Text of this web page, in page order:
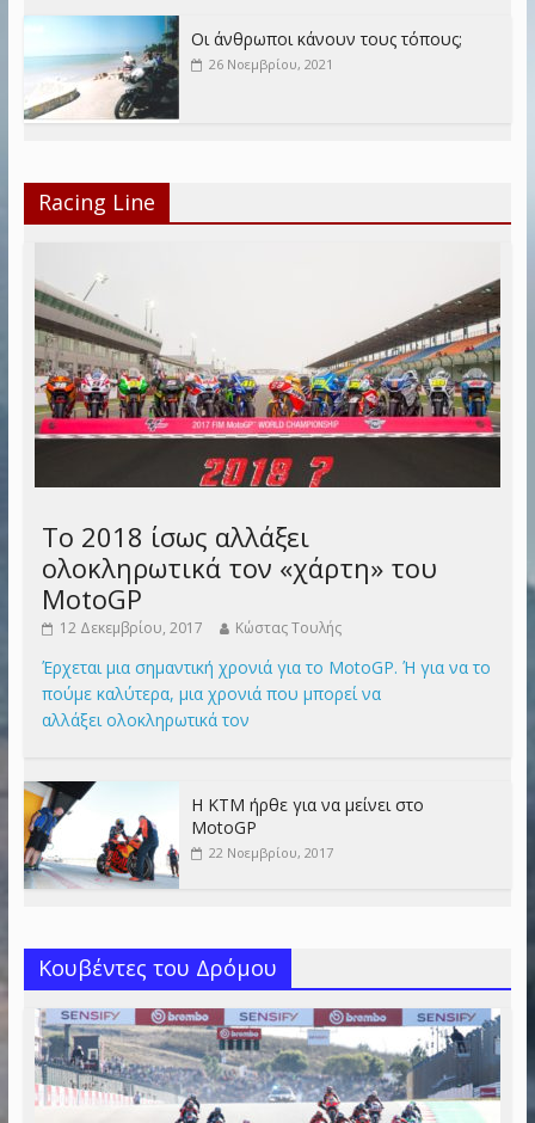
Οι άνθρωποι κάνουν τους τόπους;
26 Νοεμβρίου, 2021
Racing Line
Το 2018 ίσως αλλάξει
ολοκληρωτικά τον «χάρτη» του
MotoGP
12 Δεκεμβρίου, 2017 Κώστας Τουλής
Έρχεται μια σημαντική χρονιά για το MotoGP. Ή για να το
πούμε καλύτερα, μια χρονιά που μπορεί να
αλλάξει ολοκληρωτικά τον
Η KTM ήρθε για να μείνει στο
MotoGP
22 Νοεμβρίου, 2017
Κουβέντες του Δρόμου